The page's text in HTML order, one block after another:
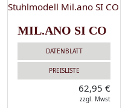
MIL.ANO SI CO
DATENBLATT
PREISLISTE
62,95 €
zzgl. Mwst